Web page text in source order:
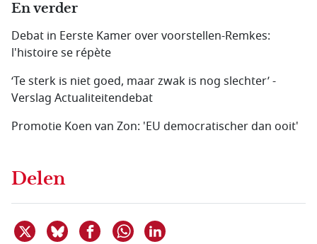
En verder
Debat in Eerste Kamer over voorstellen-Remkes:
l'histoire se répète
‘Te sterk is niet goed, maar zwak is nog slechter’ -
Verslag Actualiteitendebat
Promotie Koen van Zon: 'EU democratischer dan ooit'
Delen
Deel dit item op X
Deel dit item op Bluesky
Deel dit item op Facebook
Delen via WhatsApp